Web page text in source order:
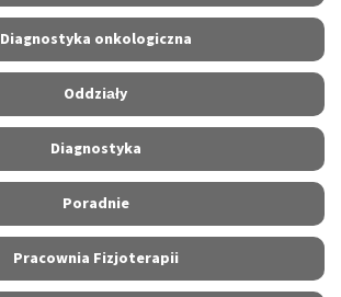
Diagnostyka onkologiczna
Oddziały
Diagnostyka
Poradnie
Pracownia Fizjoterapii